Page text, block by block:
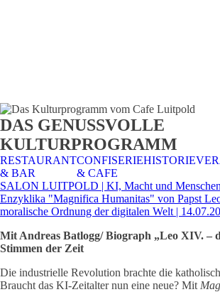
DAS GENUSSVOLLE
KULTURPROGRAMM
RESTAURANT
& BAR
CONFISERIE
& CAFE
HISTORIE
SALON LUITPOLD | KI, Macht und
Enzyklika "Magnifica Humanitas" von Papst
moralische Ordnung der digitalen Welt |
Mit Andreas Batlogg/ Biograph „Leo XIV. –
Stimmen der Zeit
Die industrielle Revolution brachte die
Braucht das KI-Zeitalter nun eine neue? Mit